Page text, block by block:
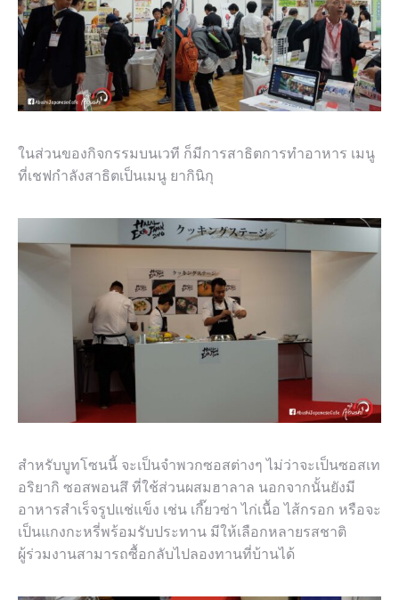
ในส่วนของกิจกรรมบนเวที ก็มีการสาธิตการทำอาหาร เมนู
ที่เชฟกำลังสาธิตเป็นเมนู ยากินิกุ
สำหรับบูทโซนนี้ จะเป็นจำพวกซอสต่างๆ ไม่ว่าจะเป็นซอสเท
อริยากิ ซอสพอนสึ ที่ใช้ส่วนผสมฮาลาล นอกจากนั้นยังมี
อาหารสำเร็จรูปแช่แข็ง เช่น เกี๊ยวซ่า ไก่เนื้อ ไส้กรอก หรือจะ
เป็นแกงกะหรี่พร้อมรับประทาน มีให้เลือกหลายรสชาติ
ผู้ร่วมงานสามารถซื้อกลับไปลองทานที่บ้านได้